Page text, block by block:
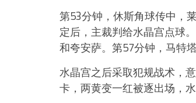
第53分钟，休斯角球传中，
定后，主裁判给水晶宫点球
和夸安萨。第57分钟，马特
水晶宫之后采取犯规战术，
卡，两黄变一红被逐出场，